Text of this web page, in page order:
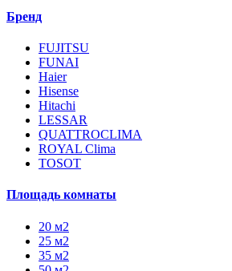
Бренд
FUJITSU
FUNAI
Haier
Hisense
Hitachi
LESSAR
QUATTROCLIMA
ROYAL Clima
TOSOT
Площадь комнаты
20 м2
25 м2
35 м2